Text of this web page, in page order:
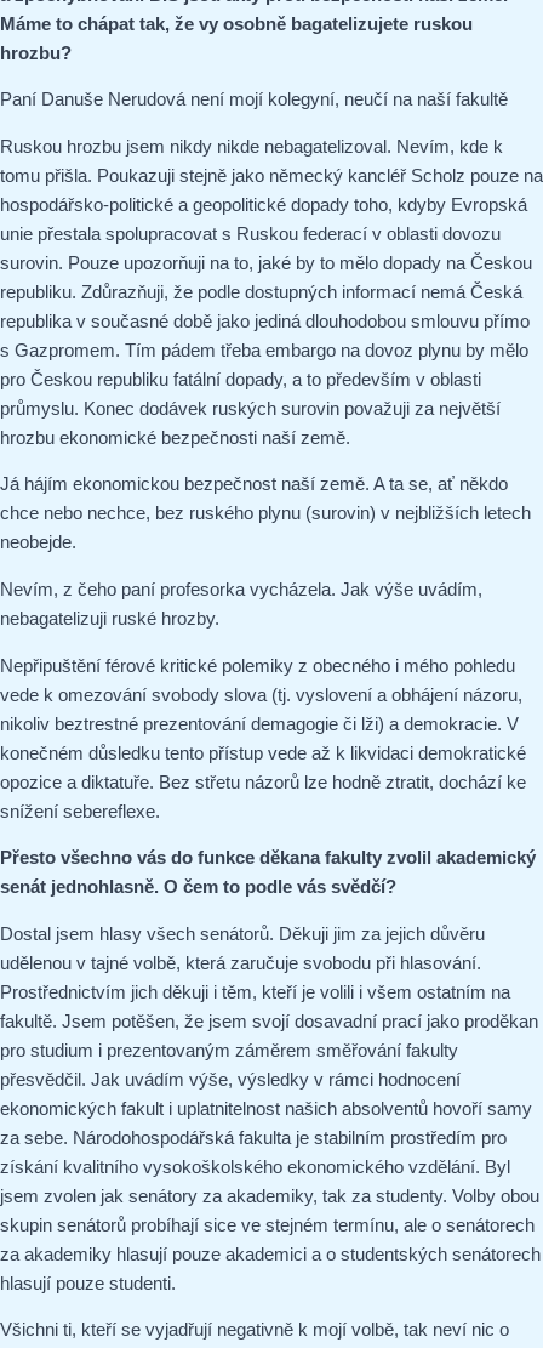
Máme to chápat tak, že vy osobně bagatelizujete ruskou
hrozbu?
Paní Danuše Nerudová není mojí kolegyní, neučí na naší fakultě
Ruskou hrozbu jsem nikdy nikde nebagatelizoval. Nevím, kde k
tomu přišla. Poukazuji stejně jako německý kancléř Scholz pouze na
hospodářsko-politické a geopolitické dopady toho, kdyby Evropská
unie přestala spolupracovat s Ruskou federací v oblasti dovozu
surovin. Pouze upozorňuji na to, jaké by to mělo dopady na Českou
republiku. Zdůrazňuji, že podle dostupných informací nemá Česká
republika v současné době jako jediná dlouhodobou smlouvu přímo
s Gazpromem. Tím pádem třeba embargo na dovoz plynu by mělo
pro Českou republiku fatální dopady, a to především v oblasti
průmyslu. Konec dodávek ruských surovin považuji za největší
hrozbu ekonomické bezpečnosti naší země.
Já hájím ekonomickou bezpečnost naší země. A ta se, ať někdo
chce nebo nechce, bez ruského plynu (surovin) v nejbližších letech
neobejde.
Nevím, z čeho paní profesorka vycházela. Jak výše uvádím,
nebagatelizuji ruské hrozby.
Nepřipuštění férové kritické polemiky z obecného i mého pohledu
vede k omezování svobody slova (tj. vyslovení a obhájení názoru,
nikoliv beztrestné prezentování demagogie či lži) a demokracie. V
konečném důsledku tento přístup vede až k likvidaci demokratické
opozice a diktatuře. Bez střetu názorů lze hodně ztratit, dochází ke
snížení sebereflexe.
Přesto všechno vás do funkce děkana fakulty zvolil akademický
senát jednohlasně. O čem to podle vás svědčí?
Dostal jsem hlasy všech senátorů. Děkuji jim za jejich důvěru
udělenou v tajné volbě, která zaručuje svobodu při hlasování.
Prostřednictvím jich děkuji i těm, kteří je volili i všem ostatním na
fakultě. Jsem potěšen, že jsem svojí dosavadní prací jako proděkan
pro studium i prezentovaným záměrem směřování fakulty
přesvědčil. Jak uvádím výše, výsledky v rámci hodnocení
ekonomických fakult i uplatnitelnost našich absolventů hovoří samy
za sebe. Národohospodářská fakulta je stabilním prostředím pro
získání kvalitního vysokoškolského ekonomického vzdělání. Byl
jsem zvolen jak senátory za akademiky, tak za studenty. Volby obou
skupin senátorů probíhají sice ve stejném termínu, ale o senátorech
za akademiky hlasují pouze akademici a o studentských senátorech
hlasují pouze studenti.
Všichni ti, kteří se vyjadřují negativně k mojí volbě, tak neví nic o